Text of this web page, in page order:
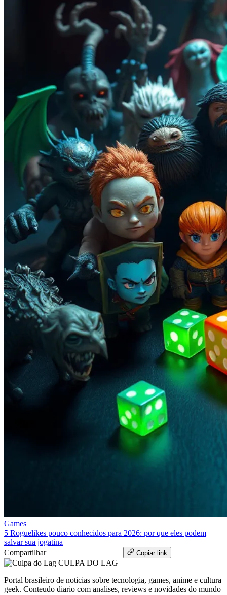
Games
5 Roguelikes pouco conhecidos para 2026: por que eles podem
salvar sua jogatina
Compartilhar
Copiar link
CULPA DO LAG
Portal brasileiro de noticias sobre tecnologia, games, anime e cultura
geek. Conteudo diario com analises, reviews e novidades do mundo